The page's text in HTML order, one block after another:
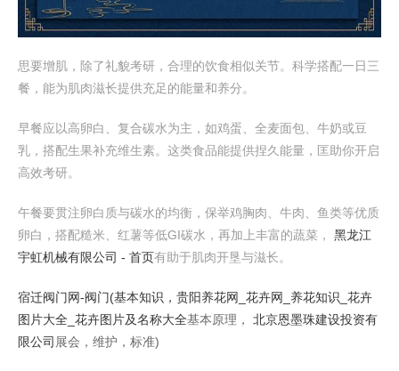
思要增肌，除了礼貌考研，合理的饮食相似关节。科学搭配一日三
餐，能为肌肉滋长提供充足的能量和养分。
早餐应以高卵白、复合碳水为主，如鸡蛋、全麦面包、牛奶或豆
乳，搭配生果补充维生素。这类食品能提供捏久能量，匡助你开启
高效考研。
午餐要贯注卵白质与碳水的均衡，保举鸡胸肉、牛肉、鱼类等优质
卵白，搭配糙米、红薯等低GI碳水，再加上丰富的蔬菜， 黑龙江
宇虹机械有限公司 - 首页有助于肌肉开垦与滋长。
宿迁阀门网-阀门(基本知识， 贵阳养花网_花卉网_养花知识_花卉
图片大全_花卉图片及名称大全基本原理， 北京恩墨珠建设投资有
限公司 展会，维护，标准)